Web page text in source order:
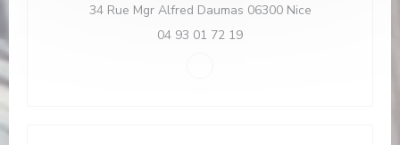
34 Rue Mgr Alfred Daumas 06300 Nice
04 93 01 72 19